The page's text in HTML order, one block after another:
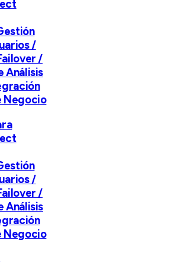
/
/
Análisis
Negocio
/
/
Análisis
Negocio